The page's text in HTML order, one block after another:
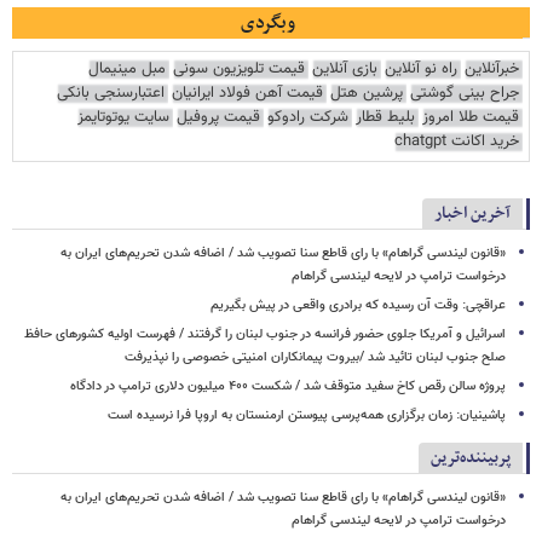
وبگردی
خبرآنلاین راه نو آنلاین بازی آنلاین قیمت تلویزیون سونی مبل مینیمال
جراح بینی گوشتی پرشین هتل قیمت آهن فولاد ایرانیان اعتبارسنجی بانکی
قیمت طلا امروز بلیط قطار شرکت رادوکو قیمت پروفیل سایت یوتوتایمز
خرید اکانت chatgpt
آخرین اخبار
«قانون لیندسی گراهام» با رای قاطع سنا تصویب شد / اضافه شدن تحریم‌های ایران به
درخواست ترامپ در لایحه لیندسی گراهام
عراقچی: وقت آن رسیده که برادری واقعی در پیش بگیریم
اسرائیل و آمریکا جلوی حضور فرانسه در جنوب لبنان را گرفتند / فهرست اولیه کشورهای حافظ
صلح جنوب لبنان تائید شد /بیروت پیمانکاران امنیتی خصوصی را نپذیرفت
پروژه سالن رقص کاخ سفید متوقف شد / شکست ۴۰۰ میلیون دلاری ترامپ در دادگاه
پاشینیان: زمان برگزاری همه‌پرسی پیوستن ارمنستان به اروپا فرا نرسیده است
پربیننده‌ترین
«قانون لیندسی گراهام» با رای قاطع سنا تصویب شد / اضافه شدن تحریم‌های ایران به
درخواست ترامپ در لایحه لیندسی گراهام